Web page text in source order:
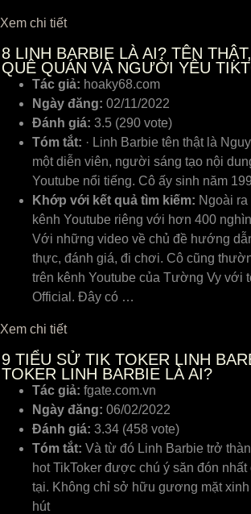
Xem chi tiết
8 LINH BARBIE LÀ AI? TÊN
QUÊ QUÁN VÀ NGƯỜI YÊU
Tác giả: hoaky68.com
Ngày đăng: 02/11/2022
Đánh giá: 3.5 (290 vote)
Tóm tắt: · Linh Barbie tên thật là
một diễn viên, người sáng tạo nội
Youtube nổi tiếng. Cô ấy sinh năm
Khớp với kết quả tìm kiếm: Ngoài
kênh Youtube riêng với hơn 400
Với những video về chủ đề hướng
thực, đánh giá, đi chơi. Cô cũng
trên kênh Youtube của Tường Vy với
Official. Đây có …
Xem chi tiết
9 TIỂU SỬ TIK TOKER LINH
TOKER LINH BARBIE LÀ AI?
Tác giả: fgate.com.vn
Ngày đăng: 06/02/2022
Đánh giá: 3.34 (458 vote)
Tóm tắt: Và từ đó Linh Barbie trở
hot TikToker được chú ý săn đón
tại. Không chỉ sở hữu gương mặt xinh
hút